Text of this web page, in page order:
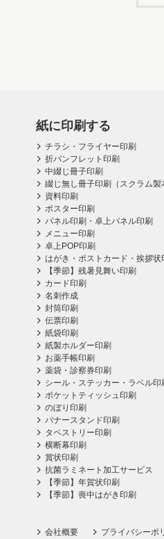
紙に印刷する
チラシ・フライヤー印刷
折パンフレット印刷
中綴じ冊子印刷
綴じ無し冊子印刷（スクラム製
資料印刷
ポスター印刷
パネル印刷・卓上パネル印刷
メニュー印刷
卓上POP印刷
はがき・ポストカード・挨拶状
【季節】残暑見舞い印刷
カード印刷
名刺作成
封筒印刷
伝票印刷
紙袋印刷
紙製ホルダー印刷
お薬手帳印刷
薬袋・診察券印刷
シール・ステッカー・ラベル印
ポケットティッシュ印刷
のぼり印刷
バナースタンド印刷
タペストリー印刷
横断幕印刷
賞状印刷
抗菌ラミネート加工サービス
【季節】年賀状印刷
【季節】喪中はがき印刷
会社概要 プライバシーポ